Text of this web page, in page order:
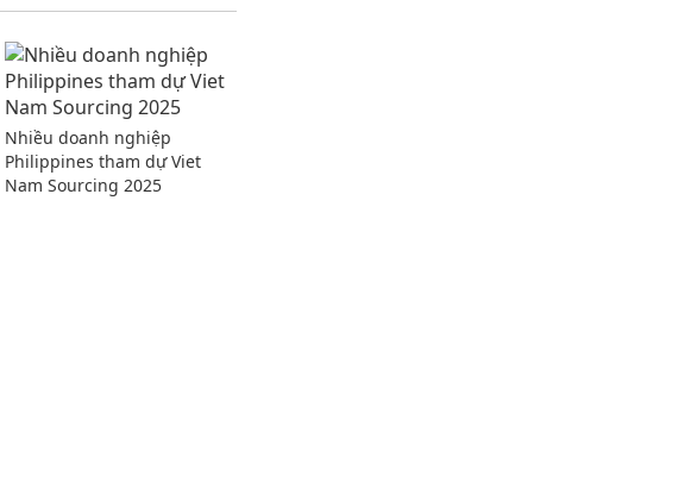
Nhiều doanh nghiệp
Philippines tham dự Viet
Nam Sourcing 2025